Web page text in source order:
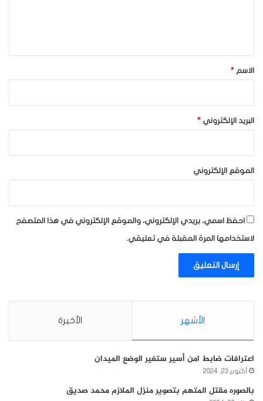
*الاسم *
البريد الإلكتروني *
الموقع الإلكتروني
احفظ اسمي، بريدي الإلكتروني، والموقع الإلكتروني في هذا المتصفح
لاستخدامها المرة المقبلة في تعليقي.
الأشهر الأخيرة
اعترافات ضابط امن أسير ستغير الوضع الميدان
أكتوبر 23, 2024
بالصوره مقتل المتهم بتصوير منزل الملازم محمد صديق